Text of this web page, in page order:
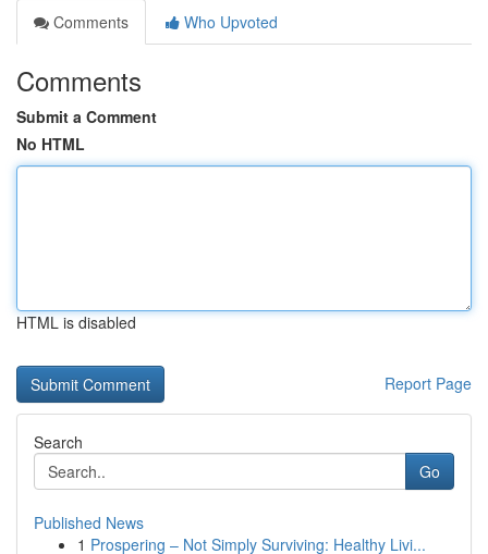
Comments
Who Upvoted
Comments
Submit a Comment
No HTML
HTML is disabled
Report Page
Search
Go
Published News
1 Prospering – Not Simply Surviving: Healthy Livi...